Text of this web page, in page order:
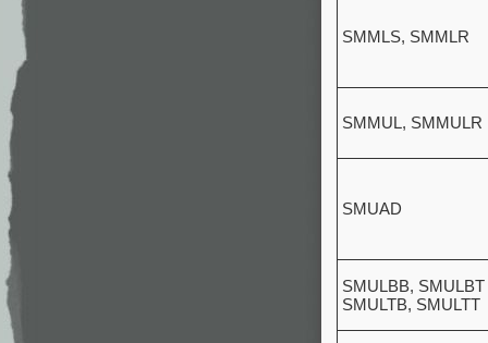
SMMLS, SMMLR
SMMUL, SMMULR
SMUAD
SMULBB, SMULBT
SMULTB, SMULTT